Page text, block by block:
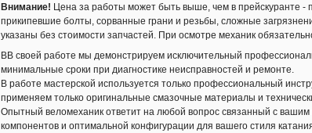
Внимание! Цена за работы может быть выше, чем в прейскуранте -
прикипевшие болты, сорванные грани и резьбы, сложные
указаны без стоимости запчастей. При осмотре механик
ВВ своей работе мы демонстрируем исключительный
минимальные сроки при диагностике неисправностей и ремонте.
В работе мастерской используется только профессиональный
применяем только оригинальные смазочные материалы и
Опытный веломеханик ответит на любой вопрос связанный с вашим
компонентов и оптимальной конфигурации для вашего стиля